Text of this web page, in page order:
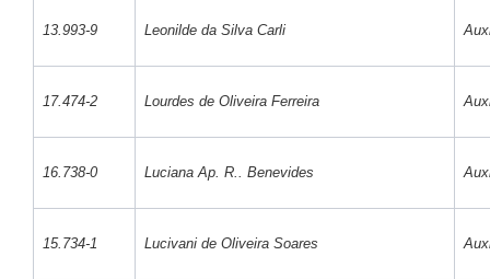
13.993-9 Leonilde da Silva Carli
17.474-2 Lourdes de Oliveira Ferreira
16.738-0 Luciana Ap. R.. Benevides
15.734-1 Lucivani de Oliveira Soares